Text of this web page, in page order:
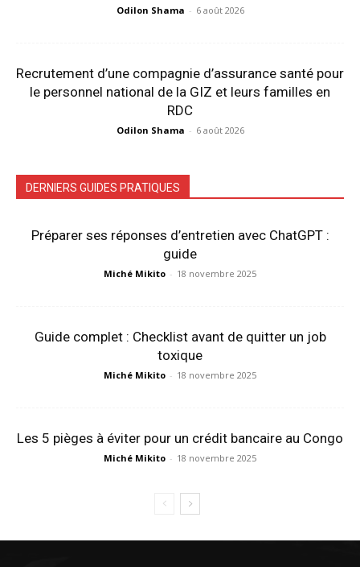
Odilon Shama - 6 août 2026
Recrutement d’une compagnie d’assurance santé pour
le personnel national de la GIZ et leurs familles en
RDC
Odilon Shama - 6 août 2026
DERNIERS GUIDES PRATIQUES
Préparer ses réponses d’entretien avec ChatGPT :
guide
Miché Mikito - 18 novembre 2025
Guide complet : Checklist avant de quitter un job
toxique
Miché Mikito - 18 novembre 2025
Les 5 pièges à éviter pour un crédit bancaire au Congo
Miché Mikito - 18 novembre 2025